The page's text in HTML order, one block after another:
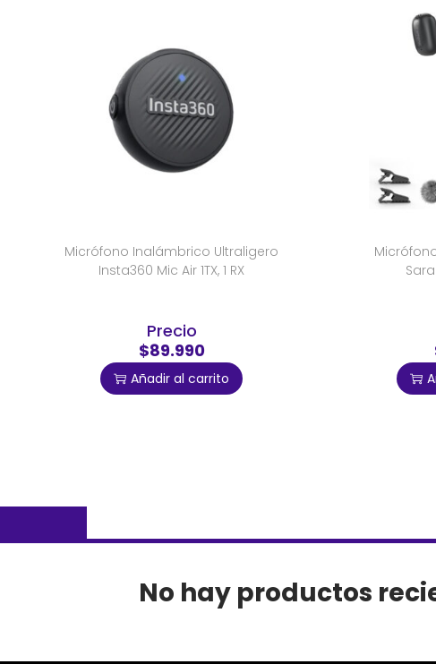
Micrófono Inalámbrico Ultraligero
Insta360 Mic Air 1TX, 1 RX
Precio
$89.990
Añadir al carrito
No hay productos